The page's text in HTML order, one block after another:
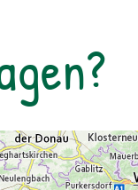
Terminen